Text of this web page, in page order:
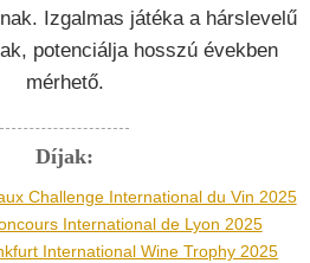
Izgalmas játéka a hárslevelű
potenciálja hosszú években
mérhető.
Díjak:
Challenge International du Vin 2025
International de Lyon 2025
International Wine Trophy 2025